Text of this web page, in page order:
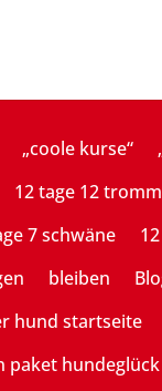
„coole kurse“
12 tage 12
7 schwäne
bleiben
hund startseite
paket hundeglück